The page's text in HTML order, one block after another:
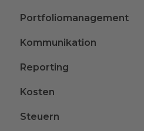
Portfoliomanagement
Kommunikation
Reporting
Kosten
Steuern